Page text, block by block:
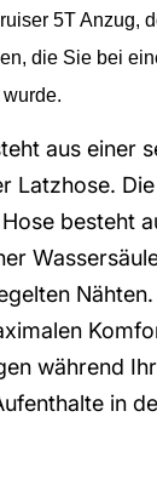
5T Anzug,
die Sie bei
aus einer
Latzhose.
besteht
während
in